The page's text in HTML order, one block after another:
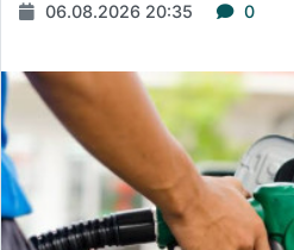
06.08.2026 20:35 0